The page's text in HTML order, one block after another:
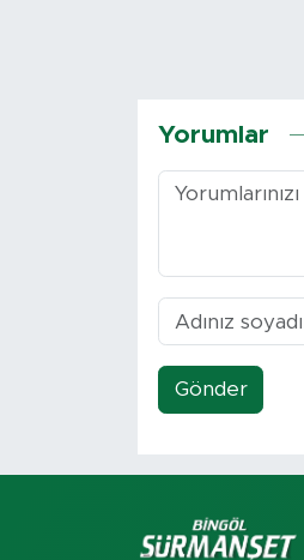
Yorumlar
Gönder